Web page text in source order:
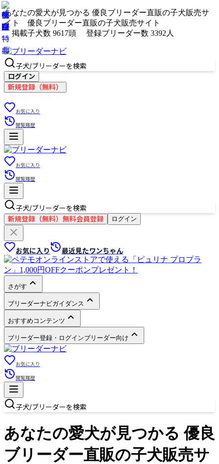
あなたの愛犬が見つかる 優良ブリーダー直販の子犬販売サ
イト
優良ブリーダー直販の子犬販売サイト
掲載子犬数 9617頭 登録ブリーダー数 3392 人
子犬/ブリーダーを検索
ログイン
新規登録（無料）
お気に入り
閲覧履歴
お気に入り
閲覧履歴
子犬/ブリーダーを検索
新規登録（無料） 無料会員登録 ログイン
お気に入り 最近見たワンちゃん
さがす
ブリーダーナビガイダンス
おすすめコンテンツ
ブリーダー登録・ログインブリーダー向け
お気に入り
閲覧履歴
子犬/ブリーダーを検索
あなたの愛犬が見つかる 優良
ブリーダー直販の子犬販売サ